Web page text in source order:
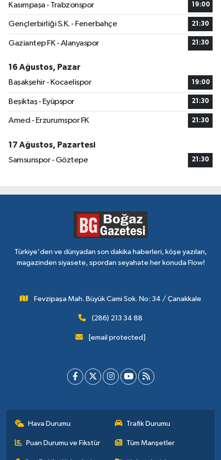
Kasımpaşa - Trabzonspor 19:00
Gençlerbirliği S.K. - Fenerbahçe 21:30
Gaziantep FK - Alanyaspor 21:30
16 Ağustos, Pazar
Başakşehir - Kocaelispor
19:00
Beşiktaş - Eyüpspor 21:30
Amed - Erzurumspor FK 21:30
17 Ağustos, Pazartesi
Samsunspor - Göztepe
21:30
Türkiye'den ve dünyadan son dakika haberleri, köşe yazıları,
magazinden siyasete, spordan seyahate her konuda Flow!
Fevzipaşa Mah. Büyük Cami Sok. No: 34 / Çanakkale
(286) 213 34 88
[email protected]
Hava Durumu Trafik Durumu
Puan Durumu ve Fikstür Tüm Manşetler